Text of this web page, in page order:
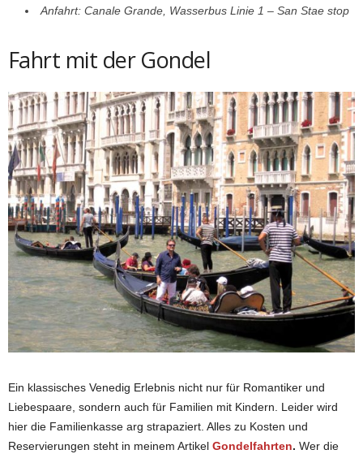
Anfahrt: Canale Grande, Wasserbus Linie 1 – San Stae stop
Fahrt mit der Gondel
Ein klassisches Venedig Erlebnis nicht nur für Romantiker und
Liebespaare, sondern auch für Familien mit Kindern. Leider wird
hier die Familienkasse arg strapaziert. Alles zu Kosten und
Reservierungen steht in meinem Artikel Gondelfahrten. Wer die